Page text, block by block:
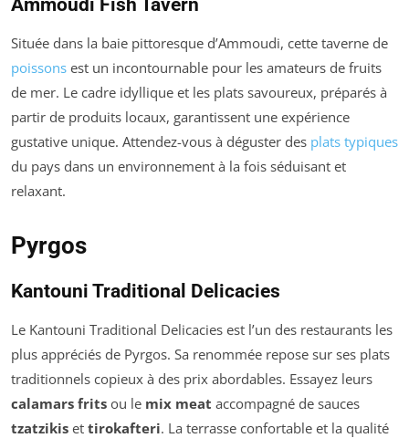
Située dans la baie pittoresque d’Ammoudi, cette taverne de
poissons est un incontournable pour les amateurs de fruits
de mer. Le cadre idyllique et les plats savoureux, préparés à
partir de produits locaux, garantissent une expérience
gustative unique. Attendez-vous à déguster des plats typiques
du pays dans un environnement à la fois séduisant et
relaxant.
Pyrgos
Kantouni Traditional Delicacies
Le Kantouni Traditional Delicacies est l’un des restaurants les
plus appréciés de Pyrgos. Sa renommée repose sur ses plats
traditionnels copieux à des prix abordables. Essayez leurs
calamars frits ou le mix meat accompagné de sauces
tzatzikis et tirokafteri. La terrasse confortable et la qualité